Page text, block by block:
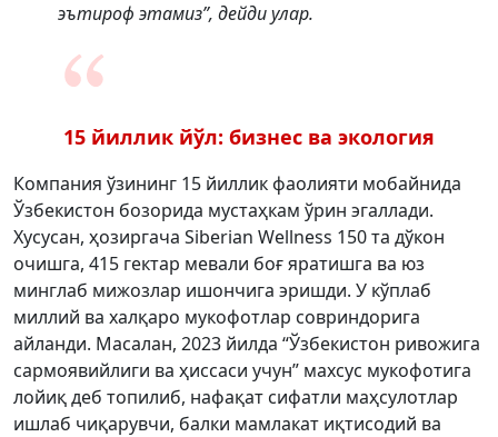
эътироф этамиз”, дейди улар.
15 йиллик йўл: бизнес ва экология
Компания ўзининг 15 йиллик фаолияти мобайнида
Ўзбекистон бозорида мустаҳкам ўрин эгаллади.
Хусусан, ҳозиргача Siberian Wellness 150 та дўкон
очишга, 415 гектар мевали боғ яратишга ва юз
минглаб мижозлар ишончига эришди. У кўплаб
миллий ва халқаро мукофотлар совриндорига
айланди. Масалан, 2023 йилда “Ўзбекистон ривожига
сармоявийлиги ва ҳиссаси учун” махсус мукофотига
лойиқ деб топилиб, нафақат сифатли маҳсулотлар
ишлаб чиқарувчи, балки мамлакат иқтисодий ва